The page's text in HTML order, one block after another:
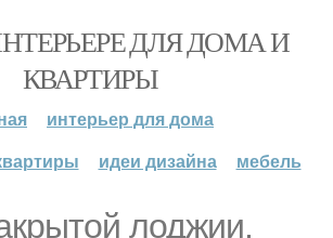
ДЛЯ ДОМА И
КВАРТИРЫ
интерьер для дома
идеи дизайна мебель
лоджии.